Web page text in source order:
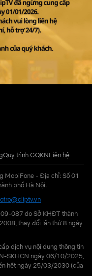
Quy trình GQKNLiên hệ
MobiFone - Địa chỉ: Số 01
phố Hà Nội.
087 do Sở KHĐT thành
thay đổi lần thứ 8 ngày
dịch vụ nội dung thông tin
SKHCN ngày 06/10/2025,
hết ngày 25/03/2030 (của